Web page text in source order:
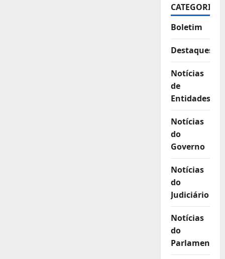
CATEGORIAS
Boletim
Destaques
Notícias
de
Entidades
Notícias
do
Governo
Notícias
do
Judiciário
Notícias
do
Parlamento